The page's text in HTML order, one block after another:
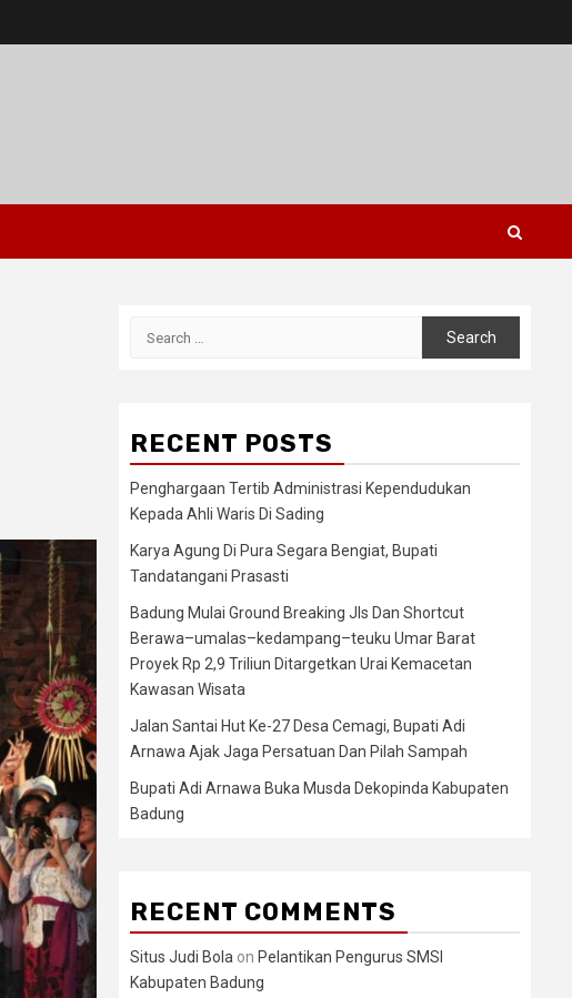
RECENT POSTS
Penghargaan Tertib Administrasi Kependudukan
Kepada Ahli Waris Di Sading
Karya Agung Di Pura Segara Bengiat, Bupati
Tandatangani Prasasti
Badung Mulai Ground Breaking Jls Dan Shortcut
Berawa–umalas–kedampang–teuku Umar Barat
Proyek Rp 2,9 Triliun Ditargetkan Urai Kemacetan
Kawasan Wisata
Jalan Santai Hut Ke-27 Desa Cemagi, Bupati Adi
Arnawa Ajak Jaga Persatuan Dan Pilah Sampah
Bupati Adi Arnawa Buka Musda Dekopinda Kabupaten
Badung
RECENT COMMENTS
Situs Judi Bola on Pelantikan Pengurus SMSI
Kabupaten Badung